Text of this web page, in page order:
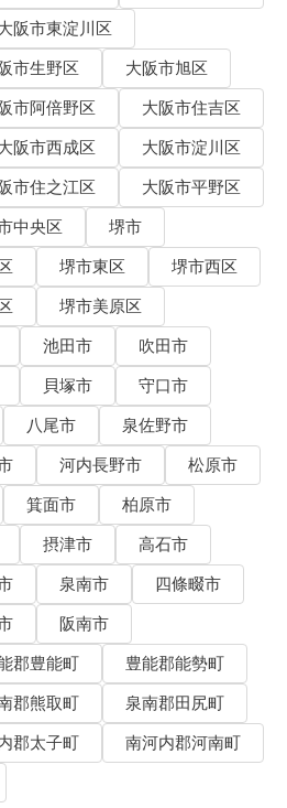
阪市東淀川区
市生野区
大阪市旭区
市阿倍野区
大阪市住吉区
阪市西成区
大阪市淀川区
市住之江区
大阪市平野区
中央区
堺市
堺市東区
堺市西区
堺市美原区
池田市
吹田市
貝塚市
守口市
八尾市
泉佐野市
河内長野市
松原市
箕面市
柏原市
摂津市
高石市
泉南市
四條畷市
阪南市
郡豊能町
豊能郡能勢町
郡熊取町
泉南郡田尻町
郡太子町
南河内郡河南町